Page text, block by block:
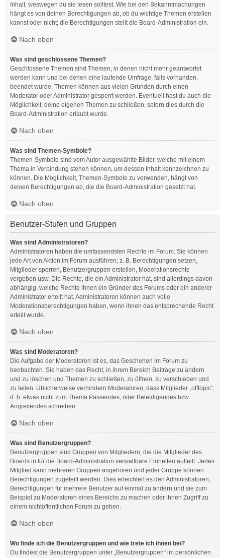
Inhalt, weswegen du sie lesen solltest. Wie bei den Bekanntmachungen
hängt es von deinen Berechtigungen ab, ob du wichtige Themen erstellen
kannst oder nicht; die Berechtigungen stellt die Board-Administration ein.
Nach oben
Was sind geschlossene Themen?
Geschlossene Themen sind Themen, in denen nicht mehr geantwortet
werden kann und bei denen eine laufende Umfrage, falls vorhanden,
beendet wurde. Themen können aus vielen Gründen durch einen
Moderator oder Administrator gesperrt werden. Eventuell hast du auch die
Möglichkeit, deine eigenen Themen zu schließen, sofern dies durch die
Board-Administration erlaubt wurde.
Nach oben
Was sind Themen-Symbole?
Themen-Symbole sind vom Autor ausgewählte Bilder, welche mit einem
Thema in Verbindung stehen können, um dessen Inhalt kennzeichnen zu
können. Die Möglichkeit, Themen-Symbole zu verwenden, hängt von
deinen Berechtigungen ab, die die Board-Administration gesetzt hat.
Nach oben
Benutzer-Stufen und Gruppen
Was sind Administratoren?
Administratoren haben die umfassendsten Rechte im Forum. Sie können
jede Art von Aktion im Forum ausführen; z. B. Berechtigungen setzen,
Mitglieder sperren, Benutzergruppen erstellen, Moderationsrechte
vergeben usw. Die Rechte, die ein Administrator hat, sind allerdings davon
abhängig, welche Rechte ihnen ein Gründer des Forums oder ein anderer
Administrator erteilt hat. Administratoren können auch volle
Moderationsberechtigungen haben, wenn ihnen das entsprechende Recht
erteilt wurde.
Nach oben
Was sind Moderatoren?
Die Aufgabe der Moderatoren ist es, das Geschehen im Forum zu
beobachten. Sie haben das Recht, in ihrem Bereich Beiträge zu ändern
und zu löschen und Themen zu schließen, zu öffnen, zu verschieben und
zu teilen. Üblicherweise verhindern Moderatoren, dass Mitglieder „offtopic“,
d. h. etwas nicht zum Thema Passendes, oder Beleidigendes bzw.
Angreifendes schreiben.
Nach oben
Was sind Benutzergruppen?
Benutzergruppen sind Gruppen von Mitgliedern, die die Mitglieder des
Boards in für die Board-Administration verwaltbare Einheiten aufteilt. Jedes
Mitglied kann mehreren Gruppen angehören und jeder Gruppe können
Berechtigungen zugeteilt werden. Dies erleichtert es den Administratoren,
Berechtigungen für mehrere Benutzer auf einmal zu ändern und sie zum
Beispiel zu Moderatoren eines Bereichs zu machen oder ihnen Zugriff zu
einem nichtöffentlichen Forum zu geben.
Nach oben
Wo finde ich die Benutzergruppen und wie trete ich ihnen bei?
Du findest die Benutzergruppen unter „Benutzergruppen“ im persönlichen